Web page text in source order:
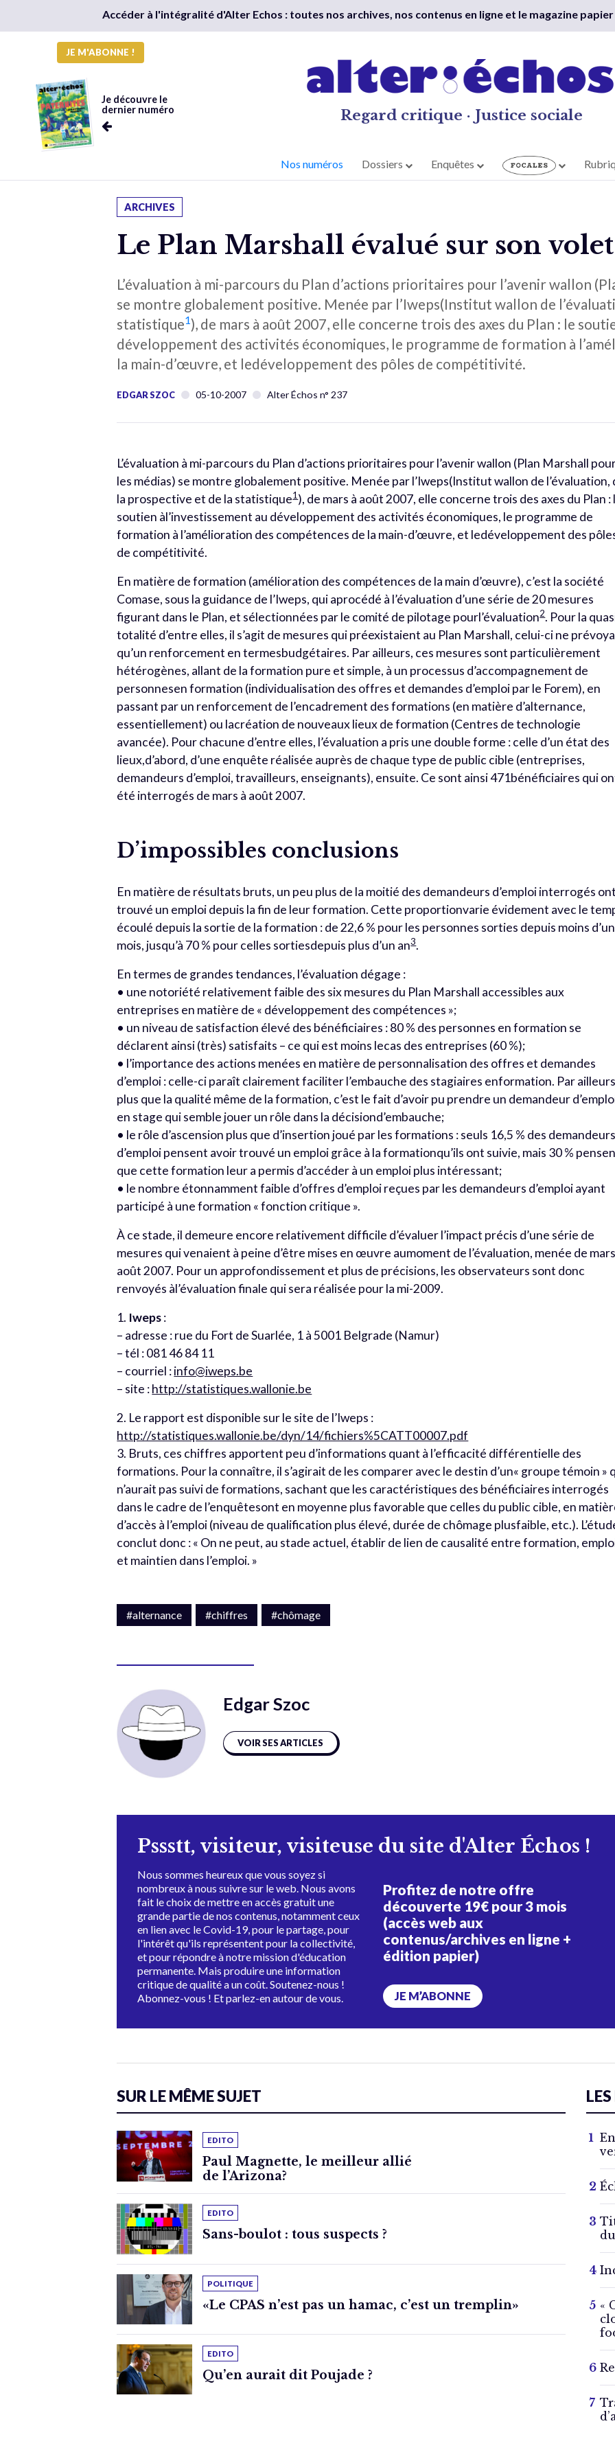
Accéder à l'intégralité d'Alter Echos : toutes nos archives, nos contenus en ligne et le magazine papier
JE M'ABONNE !
Je découvre le
dernier numéro
Regard critique · Justice sociale
Nos numéros Dossiers Enquêtes
ARCHIVES
Le Plan Marshall évalué sur son
L’évaluation à mi-parcours du Plan d’actions prioritaires pour l’avenir wallon
se montre globalement positive. Menée par l’Iweps(Institut wallon de
statistique1), de mars à août 2007, elle concerne trois des axes du Plan : le
développement des activités économiques, le programme de formation à
la main-d’œuvre, et ledéveloppement des pôles de compétitivité.
EDGAR SZOC 05-10-2007 Alter Échos n° 237
L’évaluation à mi-parcours du Plan d’actions prioritaires pour l’avenir wallon (Plan Marshall
les médias) se montre globalement positive. Menée par l’Iweps(Institut wallon de l’évaluation,
la prospective et de la statistique1), de mars à août 2007, elle concerne trois des axes du Plan :
soutien àl’investissement au développement des activités économiques, le programme de
formation à l’amélioration des compétences de la main-d’œuvre, et ledéveloppement des
de compétitivité.
En matière de formation (amélioration des compétences de la main d’œuvre), c’est la société
Comase, sous la guidance de l’Iweps, qui aprocédé à l’évaluation d’une série de 20 mesures
figurant dans le Plan, et sélectionnées par le comité de pilotage pourl’évaluation2. Pour la
totalité d’entre elles, il s’agit de mesures qui préexistaient au Plan Marshall, celui-ci ne
qu’un renforcement en termesbudgétaires. Par ailleurs, ces mesures sont particulièrement
hétérogènes, allant de la formation pure et simple, à un processus d’accompagnement de
personnesen formation (individualisation des offres et demandes d’emploi par le Forem), en
passant par un renforcement de l’encadrement des formations (en matière d’alternance,
essentiellement) ou lacréation de nouveaux lieux de formation (Centres de technologie
avancée). Pour chacune d’entre elles, l’évaluation a pris une double forme : celle d’un état des
lieux,d’abord, d’une enquête réalisée auprès de chaque type de public cible (entreprises,
demandeurs d’emploi, travailleurs, enseignants), ensuite. Ce sont ainsi 471bénéficiaires qui
été interrogés de mars à août 2007.
D’impossibles conclusions
En matière de résultats bruts, un peu plus de la moitié des demandeurs d’emploi interrogés ont
trouvé un emploi depuis la fin de leur formation. Cette proportionvarie évidement avec le
écoulé depuis la sortie de la formation : de 22,6 % pour les personnes sorties depuis moins d’un
mois, jusqu’à 70 % pour celles sortiesdepuis plus d’un an3.
En termes de grandes tendances, l’évaluation dégage :
• une notoriété relativement faible des six mesures du Plan Marshall accessibles aux
entreprises en matière de « développement des compétences »;
• un niveau de satisfaction élevé des bénéficiaires : 80 % des personnes en formation se
déclarent ainsi (très) satisfaits – ce qui est moins lecas des entreprises (60 %);
• l’importance des actions menées en matière de personnalisation des offres et demandes
d’emploi : celle-ci paraît clairement faciliter l’embauche des stagiaires enformation. Par
plus que la qualité même de la formation, c’est le fait d’avoir pu prendre un demandeur
en stage qui semble jouer un rôle dans la décisiond’embauche;
• le rôle d’ascension plus que d’insertion joué par les formations : seuls 16,5 % des demandeurs
d’emploi pensent avoir trouvé un emploi grâce à la formationqu’ils ont suivie, mais 30 %
que cette formation leur a permis d’accéder à un emploi plus intéressant;
• le nombre étonnamment faible d’offres d’emploi reçues par les demandeurs d’emploi ayant
participé à une formation « fonction critique ».
À ce stade, il demeure encore relativement difficile d’évaluer l’impact précis d’une série de
mesures qui venaient à peine d’être mises en œuvre aumoment de l’évaluation, menée de
août 2007. Pour un approfondissement et plus de précisions, les observateurs sont donc
renvoyés àl’évaluation finale qui sera réalisée pour la mi-2009.
1. Iweps:
– adresse : rue du Fort de Suarlée, 1 à 5001 Belgrade (Namur)
– tél : 081 46 84 11
– courriel :info@iweps.be
– site :http://statistiques.wallonie.be
2. Le rapport est disponible sur le site de l’Iweps :
http://statistiques.wallonie.be/dyn/14/fichiers%5CATT00007.pdf
3. Bruts, ces chiffres apportent peu d’informations quant à l’efficacité différentielle des
formations. Pour la connaître, il s’agirait de les comparer avec le destin d’un« groupe témoin »
n’aurait pas suivi de formations, sachant que les caractéristiques des bénéficiaires interrogés
dans le cadre de l’enquêtesont en moyenne plus favorable que celles du public cible, en
d’accès à l’emploi (niveau de qualification plus élevé, durée de chômage plusfaible, etc.).
conclut donc : « On ne peut, au stade actuel, établir de lien de causalité entre formation,
et maintien dans l’emploi. »
#alternance #chiffres #chômage
Edgar Szoc
VOIR SES ARTICLES
Pssstt, visiteur, visiteuse du site d'Alter Échos !
Nous sommes heureux que vous soyez si
nombreux à nous suivre sur le web. Nous avons
fait le choix de mettre en accès gratuit une
grande partie de nos contenus, notamment ceux
en lien avec le Covid-19, pour le partage, pour
l'intérêt qu'ils représentent pour la collectivité,
et pour répondre à notre mission d'éducation
permanente. Mais produire une information
critique de qualité a un coût. Soutenez-nous !
Abonnez-vous ! Et parlez-en autour de vous.
Profitez de notre offre
découverte 19€ pour 3 mois
(accès web aux
contenus/archives en ligne +
édition papier)
JE M’ABONNE
SUR LE MÊME SUJET
EDITO
Paul Magnette, le meilleur allié
de l’Arizona?
EDITO
Sans-boulot : tous suspects ?
POLITIQUE
«Le CPAS n’est pas un hamac, c’est un tremplin»
EDITO
Qu’en aurait dit Poujade ?
«